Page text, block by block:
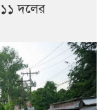
১১ দলের